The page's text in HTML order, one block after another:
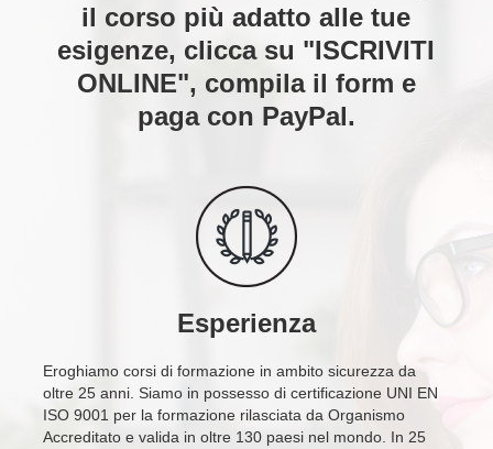
il corso più adatto alle tue
esigenze, clicca su "ISCRIVITI
ONLINE", compila il form e
paga con PayPal.
Esperienza
Eroghiamo corsi di formazione in ambito sicurezza da
oltre 25 anni. Siamo in possesso di certificazione UNI EN
ISO 9001 per la formazione rilasciata da Organismo
Accreditato e valida in oltre 130 paesi nel mondo. In 25